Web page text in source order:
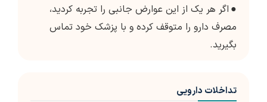
● اگر هر یک از این عوارض جانبی را تجربه کردید،
مصرف دارو را متوقف کرده و با پزشک خود تماس
بگیرید.
تداخلات دارویی